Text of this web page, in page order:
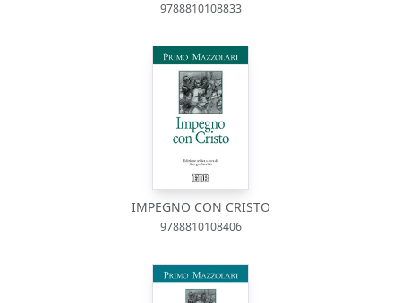
9788810108833
IMPEGNO CON CRISTO
9788810108406